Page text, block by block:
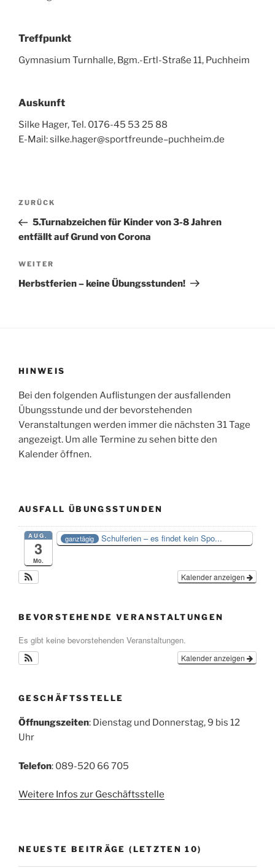
Treffpunkt
Gymnasium Turnhalle, Bgm.-Ertl-Straße 11, Puchheim
Auskunft
Silke Hager, Tel. 0176-45 53 25 88
E-Mail:silke.hager@sportfreunde–puchheim.de
Beitragsnavigation
Vorheriger
Beitrag
ZURÜCK
5.Turnabzeichen für Kinder von 3-8 Jahren
entfällt auf Grund von Corona
Nächster
Beitrag
WEITER
Herbstferien – keine Übungsstunden!
HINWEIS
Bei den folgenden Auflistungen der ausfallenden
Übungsstunde und der bevorstehenden
Veranstaltungen werden immer die nächsten 31 Tage
angezeigt. Um alle Termine zu sehen bitte den
Kalender öffnen.
AUSFALL ÜBUNGSSTUNDEN
AUG.
3
Mo.
ganztägig Schulferien – es findet kein Spo...
Kalender anzeigen
BEVORSTEHENDE VERANSTALTUNGEN
Es gibt keine bevorstehenden Veranstaltungen.
Kalender anzeigen
GESCHÄFTSSTELLE
Öffnungszeiten: Dienstag und Donnerstag, 9 bis 12
Uhr
Telefon: 089-520 66 705
Weitere Infos zur Geschäftsstelle
NEUESTE BEITRÄGE (LETZTEN 10)